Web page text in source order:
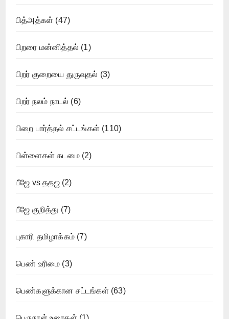
பித்அத்கள் (47)
பிறரை மன்னித்தல் (1)
பிறர் குறையை துருவுதல் (3)
பிறர் நலம் நாடல் (6)
பிறை பார்த்தல் சட்டங்கள் (110)
பிள்ளைகள் கடமை(2)
பீஜே vs ததஜ(2)
பீஜே குறித்து (7)
புகாரி தமிழாக்கம் (7)
பெண் உரிமை (3)
பெண்களுக்கான சட்டங்கள் (63)